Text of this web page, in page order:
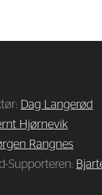
Dag Langerød
Hjørnevik
Rangnes
Supporteren: